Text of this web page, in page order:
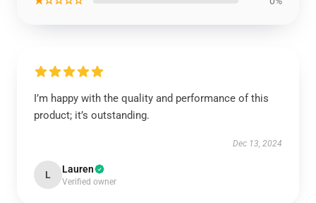
I’m happy with the quality and performance of this
product; it’s outstanding.
Dec 13, 2024
L Lauren
Verified owner